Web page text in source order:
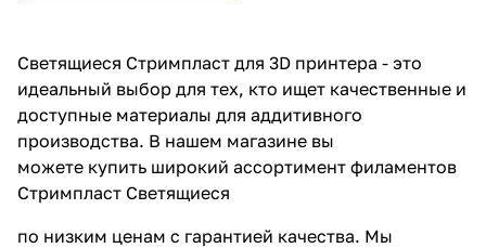
Светящиеся Стримпласт для 3D принтера - это
идеальный выбор для тех, кто ищет качественные и
доступные материалы для аддитивного
производства. В нашем магазине вы
можете купить широкий ассортимент филаментов
Стримпласт Светящиеся
по низким ценам с гарантией качества. Мы